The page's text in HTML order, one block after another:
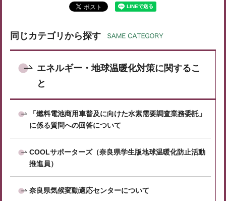
同じカテゴリから探す
エネルギー・地球温暖化対策に関するこ
と
「燃料電池商用車普及に向けた水素需要調査業務委託」
に係る質問への回答について
COOLサポーターズ（奈良県学生版地球温暖化防止活動
推進員）
奈良県気候変動適応センターについて